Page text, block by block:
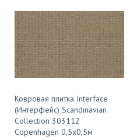
Ковровая плитка Interface
(Интерфейс) Scandinavian
Collection 303112
Copenhagen 0,5x0,5м